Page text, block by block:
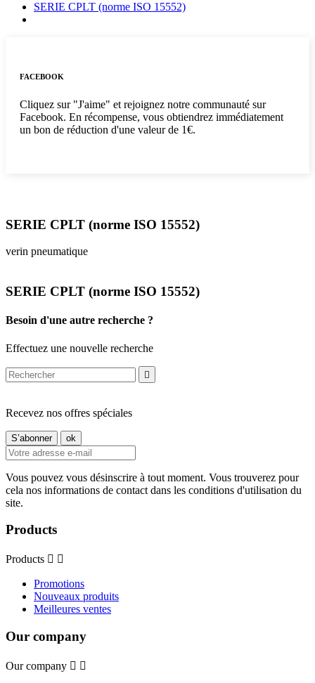
SERIE CPLT (norme ISO 15552)
FACEBOOK
Cliquez sur "J'aime" et rejoignez notre communauté sur
Facebook. En récompense, vous obtiendrez immédiatement
un bon de réduction d'une valeur de 1€.
SERIE CPLT (norme ISO 15552)
verin pneumatique
SERIE CPLT (norme ISO 15552)
Besoin d'une autre recherche ?
Effectuez une nouvelle recherche

Recevez nos offres spéciales
Vous pouvez vous désinscrire à tout moment. Vous trouverez pour
cela nos informations de contact dans les conditions d'utilisation du
site.
Products
Products  
Promotions
Nouveaux produits
Meilleures ventes
Our company
Our company  